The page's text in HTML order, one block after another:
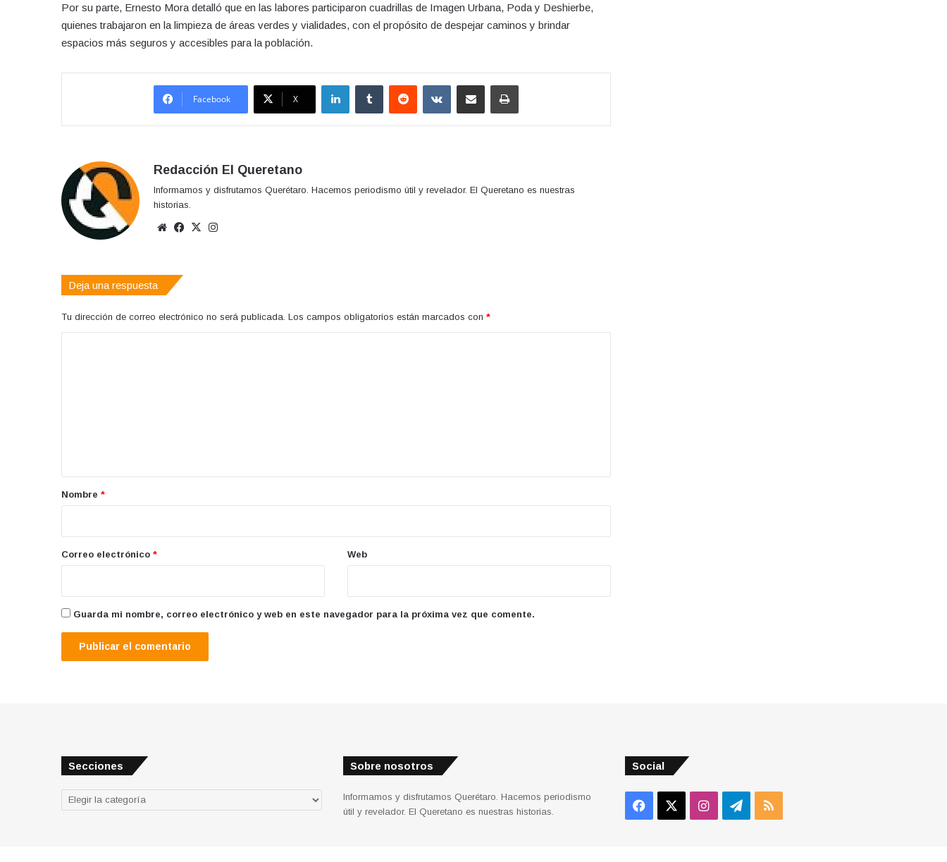
Por su parte, Ernesto Mora detalló que en las labores participaron cuadrillas de Imagen Urbana, Poda y Deshierbe,
quienes trabajaron en la limpieza de áreas verdes y vialidades, con el propósito de despejar caminos y brindar
espacios más seguros y accesibles para la población.
Facebook X
LinkedInTumblr Reddit VKontakteCompartir por correo electrónicoImprimir
Redacción El Queretano
Informamos y disfrutamos Querétaro. Hacemos periodismo útil y revelador. El Queretano es nuestras
historias.
Sitio
Facebook
X
Deja una respuesta
Tu dirección de correo electrónico no será publicada. Los campos obligatorios están marcados con *
r
*
Nombre *
Correo electrónico * Web
Guarda mi nombre, correo electrónico y web en este navegador para la próxima vez que comente.
Secciones
Secciones
Sobre nosotros
Informamos y disfrutamos Querétaro. Hacemos periodismo
útil y revelador. El Queretano es nuestras historias.
Social
Facebook InstagramTelegram
RSS